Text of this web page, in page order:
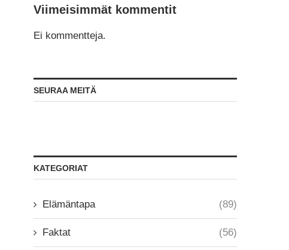
Viimeisimmät kommentit
Ei kommentteja.
SEURAA MEITÄ
KATEGORIAT
Elämäntapa (89)
Faktat (56)